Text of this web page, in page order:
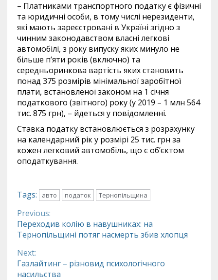
– Платниками транспортного податку є фізичні
та юридичні особи, в тому числі нерезиденти,
які мають зареєстровані в Україні згідно з
чинним законодавством власні легкові
автомобілі, з року випуску яких минуло не
більше п’яти років (включно) та
середньоринкова вартість яких становить
понад 375 розмірів мінімальної заробітної
плати, встановленої законом на 1 січня
податкового (звітного) року (у 2019 – 1 млн 564
тис. 875 грн), – йдеться у повідомленні.
Ставка податку встановлюється з розрахунку
на календарний рік у розмірі 25 тис. грн за
кожен легковий автомобіль, що є об’єктом
оподаткування.
Tags: авто податок Тернопільщина
Continue
Reading
Previous:
Переходив колію в навушниках: на
Тернопільщині потяг насмерть збив хлопця
Next:
Газлайтинг – різновид психологічного
насильства